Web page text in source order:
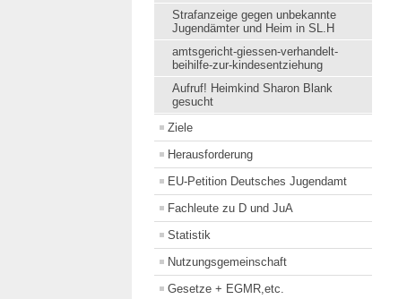
Strafanzeige gegen unbekannte
Jugendämter und Heim in SL.H
amtsgericht-giessen-verhandelt-
beihilfe-zur-kindesentziehung
Aufruf! Heimkind Sharon Blank
gesucht
Ziele
Herausforderung
EU-Petition Deutsches Jugendamt
Fachleute zu D und JuA
Statistik
Nutzungsgemeinschaft
Gesetze + EGMR,etc.